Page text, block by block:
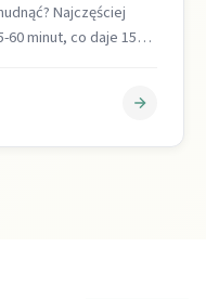
Najczęściej
minut, co daje 150-